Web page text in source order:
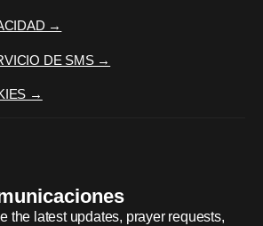
→
DE SMS →
→
the latest updates, prayer requests,